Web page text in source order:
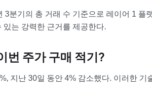
분기의 총 거래 수 기준으로 레이어 1 플
는 강력한 근거를 제공한다.
번 주가 구매 적기?
지난 30일 동안 4% 감소했다. 이러한 기